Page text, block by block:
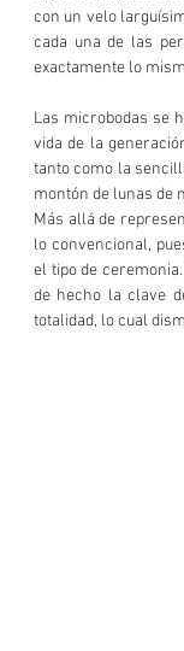
con un velo
cada una de las
exactamente lo
Las microbodas se
vida de la
tanto como la
montón de lunas de
Más allá de
lo convencional,
el tipo de
de hecho la clave
totalidad, lo cual